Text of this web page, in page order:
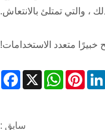
، والتي تمتلئ بالانتعاش.
متعدد الاستخدامات!
X
WhatsAppPinterestLinkedIn
سابق :